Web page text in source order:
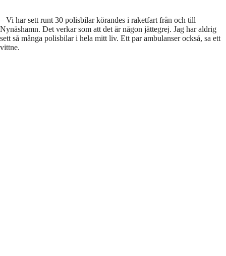
– Vi har sett runt 30 polisbilar körandes i raketfart från och till
Nynäshamn. Det verkar som att det är någon jättegrej. Jag har aldrig
sett så många polisbilar i hela mitt liv. Ett par ambulanser också, sa ett
vittne.